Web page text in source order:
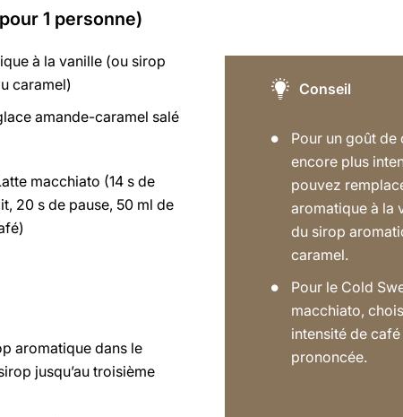
1 personne)
à la vanille (ou sirop
caramel)
amande-caramel salé
macchiato (14 s de
20 s de pause, 50 ml de
aromatique dans le
jusqu’au troisième
Conseil
Pour un goût de
encore plus
pouvez
aromatique à la
du sirop
caramel.
Pour le Cold
macchiato,
intensité de café
prononcée.